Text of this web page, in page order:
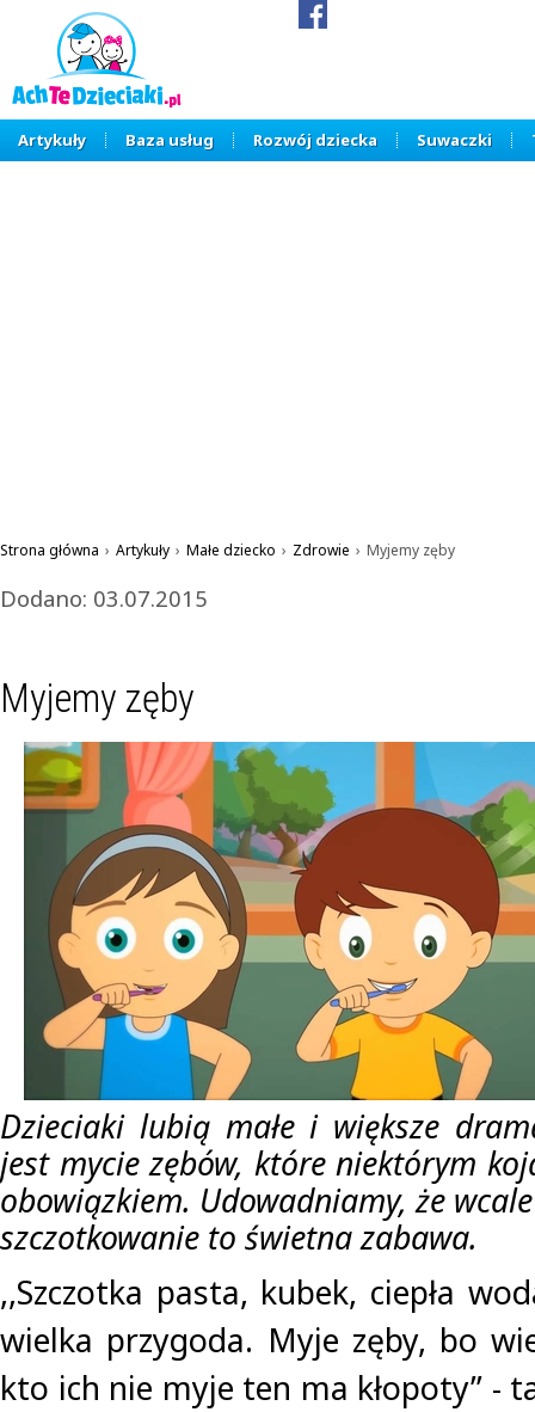
Artykuły Baza usług Rozwój dziecka Suwaczki
Strona główna › Artykuły › Małe dziecko › Zdrowie › Myjemy zęby
Dodano: 03.07.2015
Myjemy zęby
Dzieciaki lubią małe i większe
jest mycie zębów, które niektórym
obowiązkiem. Udowadniamy, że
szczotkowanie to świetna zabawa.
,,Szczotka pasta, kubek, ciepła
wielka przygoda. Myje zęby, bo
kto ich nie myje ten ma kłopoty’’ -